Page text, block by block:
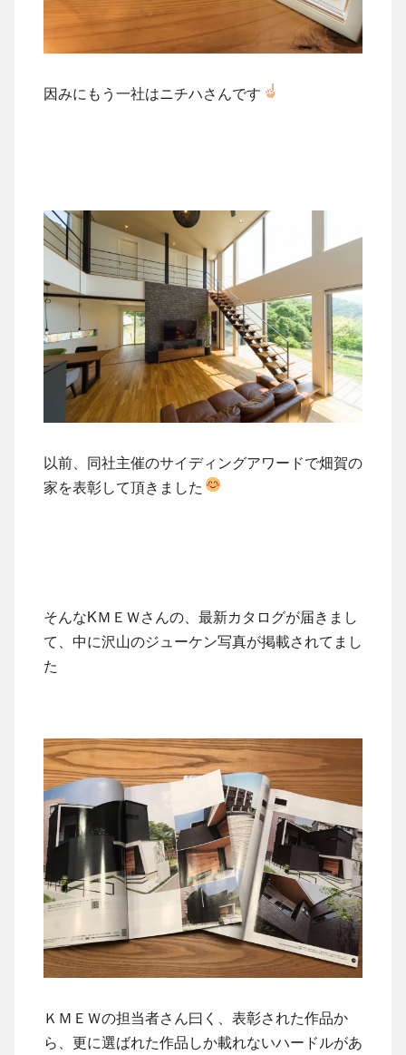
因みにもう一社はニチハさんです
以前、同社主催のサイディングアワードで畑賀の
家を表彰して頂きました
そんなKＭＥＷさんの、最新カタログが届きまし
て、中に沢山のジューケン写真が掲載されてまし
た
ＫＭＥＷの担当者さん曰く、表彰された作品か
ら、更に選ばれた作品しか載れないハードルがあ